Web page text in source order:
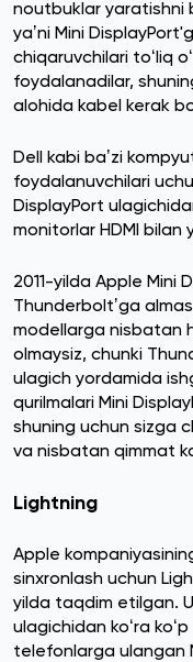
noutbuklar yaratishni
yaʼni Mini
chiqaruvchilari toʻliq
foydalanadilar,
alohida kabel kerak
Dell kabi baʼzi
foydalanuvchilari
DisplayPort
monitorlar HDMI bilan
2011-yilda Apple Mini
Thunderboltʼga
modellarga nisbatan
olmaysiz, chunki
ulagich yordamida
qurilmalari Mini
shuning uchun sizga
va nisbatan qimmat
Lightning
Apple
sinxronlash uchun
yilda taqdim etilgan.
ulagichidan koʻra
telefonlarga ulangan